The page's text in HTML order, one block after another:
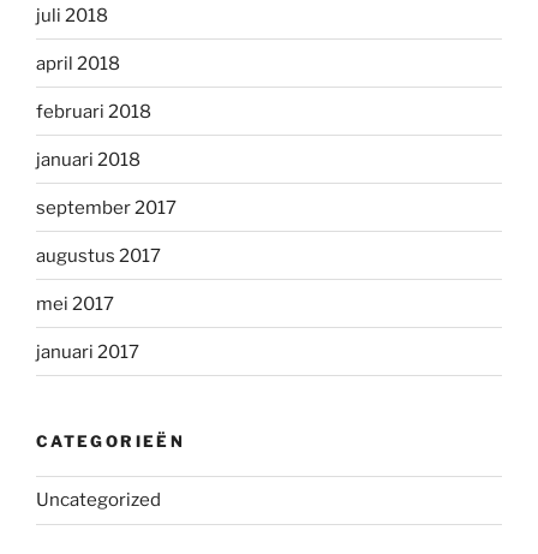
juli 2018
april 2018
februari 2018
januari 2018
september 2017
augustus 2017
mei 2017
januari 2017
CATEGORIEËN
Uncategorized